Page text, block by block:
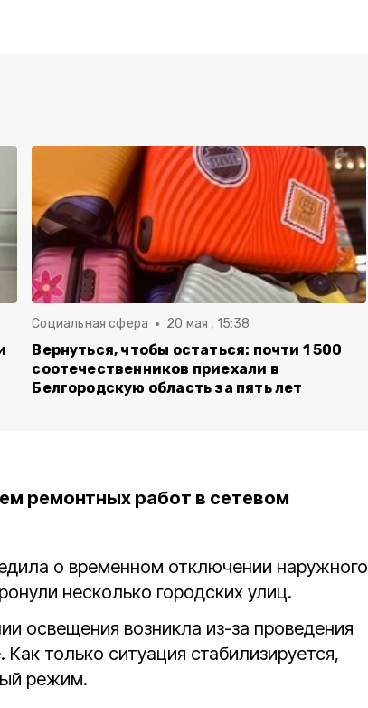
Социальная сфера 20 мая , 15:38
Вернуться, чтобы остаться: почти 1 500
соотечественников приехали в
Белгородскую область за пять лет
ремонтных работ в сетевом
о временном отключении наружного
несколько городских улиц.
освещения возникла из-за проведения
только ситуация стабилизируется,
режим.